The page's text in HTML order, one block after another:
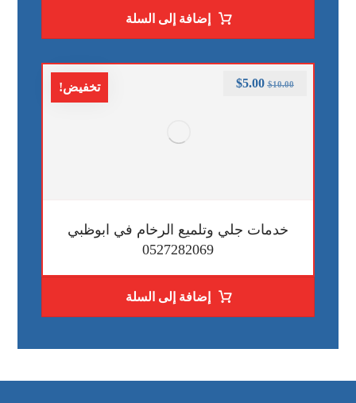
إضافة إلى السلة
تخفيض!
خدمات جلي وتلميع الرخام في ابوظبي
0527282069
$10.00
$5.00
إضافة إلى السلة